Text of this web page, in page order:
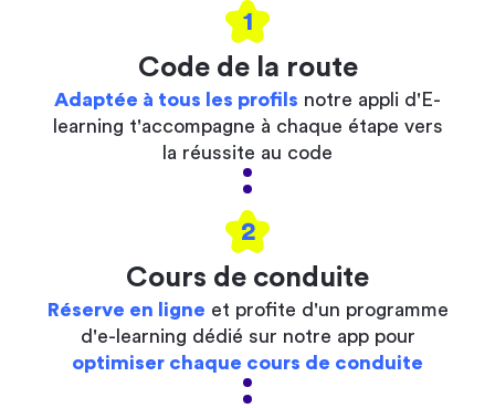
1
Code de la route
Adaptée à tous les profils notre appli d'E-
learning t'accompagne à chaque étape vers
la réussite au code
2
Cours de conduite
Réserve en ligne et profite d'un programme
d'e-learning dédié sur notre app pour
optimiser chaque cours de conduite